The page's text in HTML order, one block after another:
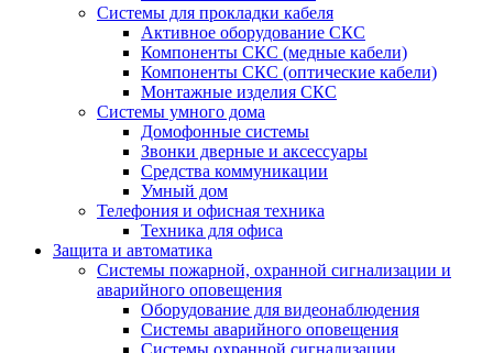
Системы для прокладки кабеля
Активное оборудование СКС
Компоненты СКС (медные кабели)
Компоненты СКС (оптические кабели)
Монтажные изделия СКС
Системы умного дома
Домофонные системы
Звонки дверные и аксессуары
Средства коммуникации
Умный дом
Телефония и офисная техника
Техника для офиса
Защита и автоматика
Системы пожарной, охранной сигнализации и
аварийного оповещения
Оборудование для видеонаблюдения
Системы аварийного оповещения
Системы охранной сигнализации